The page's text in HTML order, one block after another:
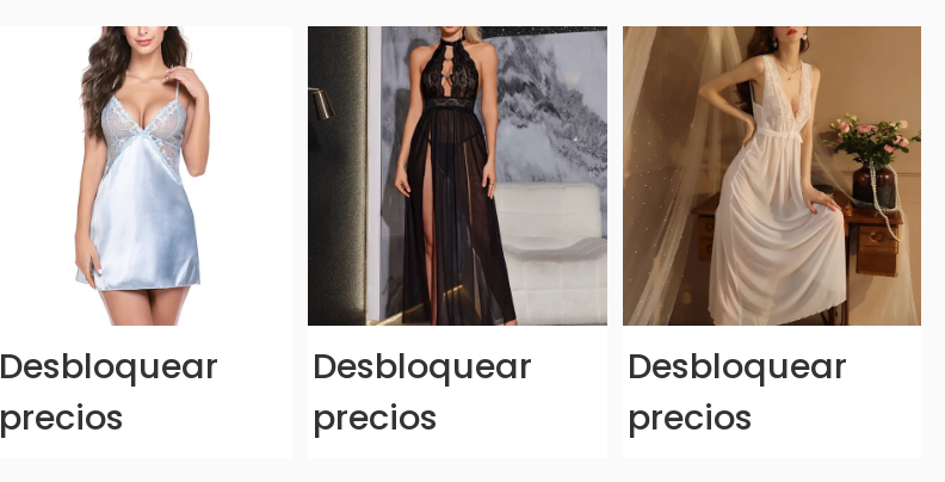
Desbloquear
precios
Desbloquear
precios
Desbloquear
precios